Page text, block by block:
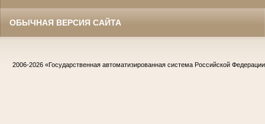
ОБЫЧНАЯ ВЕРСИЯ САЙТА
2006-2026 «Государственная автоматизированная система Российской